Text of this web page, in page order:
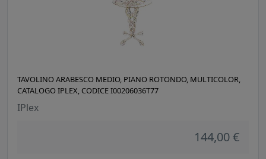
TAVOLINO ARABESCO MEDIO, PIANO ROTONDO, MULTICOLOR,
CATALOGO IPLEX, CODICE I00206036T77
IPlex
144,00 €